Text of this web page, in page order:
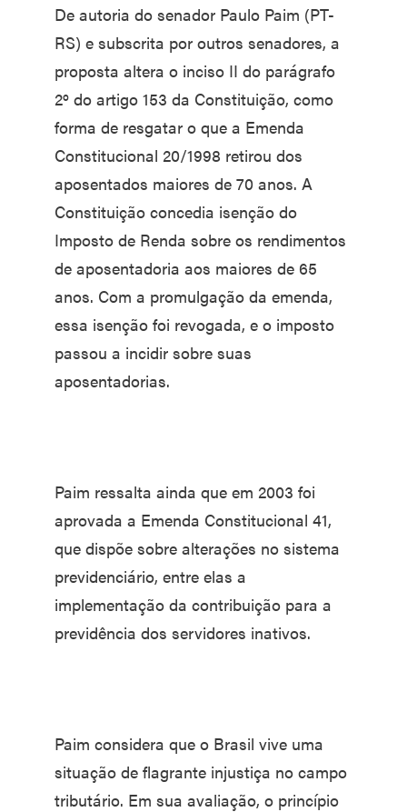
De autoria do senador Paulo Paim (PT-
RS) e subscrita por outros senadores, a
proposta altera o inciso II do parágrafo
2º do artigo 153 da Constituição, como
forma de resgatar o que a Emenda
Constitucional 20/1998 retirou dos
aposentados maiores de 70 anos. A
Constituição concedia isenção do
Imposto de Renda sobre os rendimentos
de aposentadoria aos maiores de 65
anos. Com a promulgação da emenda,
essa isenção foi revogada, e o imposto
passou a incidir sobre suas
aposentadorias.
Paim ressalta ainda que em 2003 foi
aprovada a Emenda Constitucional 41,
que dispõe sobre alterações no sistema
previdenciário, entre elas a
implementação da contribuição para a
previdência dos servidores inativos.
Paim considera que o Brasil vive uma
situação de flagrante injustiça no campo
tributário. Em sua avaliação, o princípio